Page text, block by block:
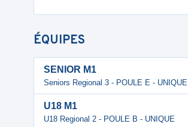
ÉQUIPES
SENIOR M1
Seniors Regional 3 - POULE E - UNIQUE
U18 M1
U18 Regional 2 - POULE B - UNIQUE